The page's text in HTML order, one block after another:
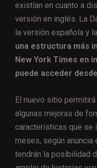
existían en cuanto a
versión en inglés. La
la versión española y
una estructura más
New York Times en
puede acceder
El nuevo sitio
algunas mejoras de
características que se
meses, según
tendrán la posibilidad